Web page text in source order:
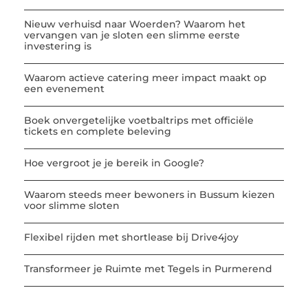
Nieuw verhuisd naar Woerden? Waarom het
vervangen van je sloten een slimme eerste
investering is
Waarom actieve catering meer impact maakt op
een evenement
Boek onvergetelijke voetbaltrips met officiële
tickets en complete beleving
Hoe vergroot je je bereik in Google?
Waarom steeds meer bewoners in Bussum kiezen
voor slimme sloten
Flexibel rijden met shortlease bij Drive4joy
Transformeer je Ruimte met Tegels in Purmerend